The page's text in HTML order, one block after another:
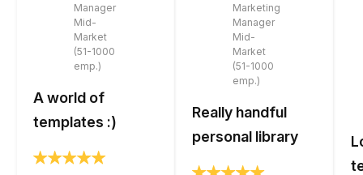
Manager
Mid-
Market
(51-1000
emp.)
A world of
templates :)
Marketing
Manager
Mid-
Market
(51-1000
emp.)
Really handful
personal library